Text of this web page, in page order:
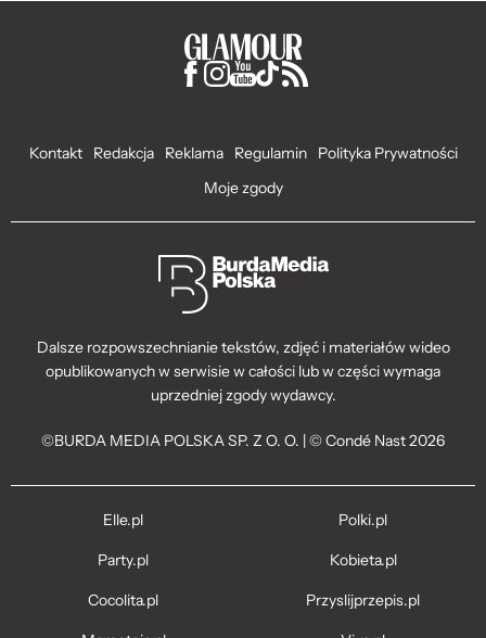
Kontakt Redakcja Reklama Regulamin
Polityka Prywatności
Moje zgody
Dalsze rozpowszechnianie tekstów, zdjęć i materiałów wideo
opublikowanych w serwisie w całości lub w części wymaga
uprzedniej zgody wydawcy.
©BURDA MEDIA POLSKA SP. Z O. O. | © Condé Nast 2026
Elle.pl
Party.pl
Cocolita.pl
Polki.pl
Kobieta.pl
Przyslijprzepis.pl